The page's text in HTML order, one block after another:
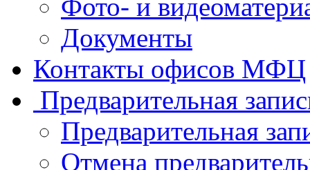
Фото- и
Документы
Контакты офисов МФЦ
Предварительная
Предварительная
Отмена